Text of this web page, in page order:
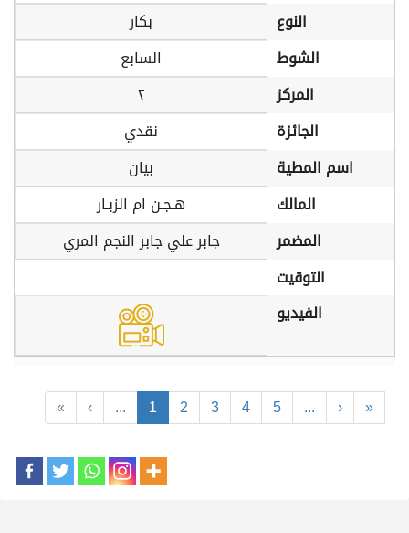
« ‹ ... 1 2 3 4 5 ... › »
النوع
بكار
الشوط
السابع
المركز
٢
الجائزة
نقدي
اسم المطية
بيان
المالك
هـجـن ام الزبـار
المضمر
جابر علي جابر النجم المري
التوقيت
الفيديو